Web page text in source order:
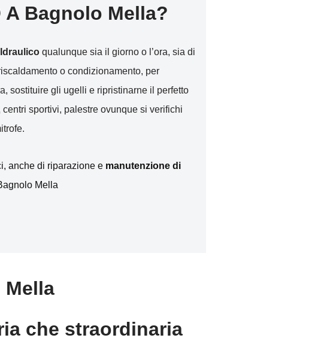
A Bagnolo Mella?
qualunque sia il giorno o l’ora, sia di
o condizionamento, per
sostituire gli ugelli e ripristinarne il perfetto
sportivi, palestre ovunque si verifichi
anche di riparazione e manutenzione di
Mella
Mella
che straordinaria